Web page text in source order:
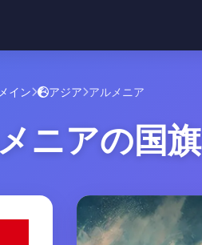
メイン アジア アルメニア
ニアの国旗